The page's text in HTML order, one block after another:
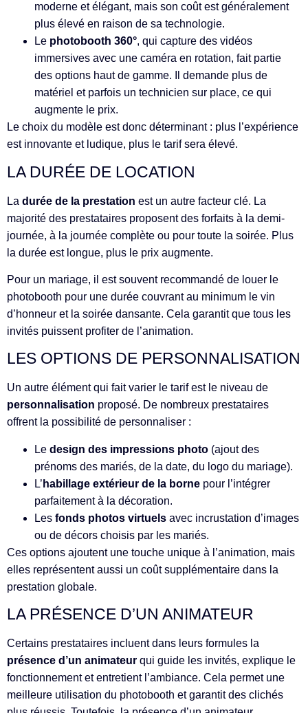
moderne et élégant, mais son coût est généralement
plus élevé en raison de sa technologie.
Le photobooth 360°, qui capture des vidéos
immersives avec une caméra en rotation, fait partie
des options haut de gamme. Il demande plus de
matériel et parfois un technicien sur place, ce qui
augmente le prix.
Le choix du modèle est donc déterminant : plus l’expérience
est innovante et ludique, plus le tarif sera élevé.
LA DURÉE DE LOCATION
La durée de la prestation est un autre facteur clé. La
majorité des prestataires proposent des forfaits à la demi-
journée, à la journée complète ou pour toute la soirée. Plus
la durée est longue, plus le prix augmente.
Pour un mariage, il est souvent recommandé de louer le
photobooth pour une durée couvrant au minimum le vin
d’honneur et la soirée dansante. Cela garantit que tous les
invités puissent profiter de l’animation.
LES OPTIONS DE PERSONNALISATION
Un autre élément qui fait varier le tarif est le niveau de
personnalisation proposé. De nombreux prestataires
offrent la possibilité de personnaliser :
Le design des impressions photo (ajout des
prénoms des mariés, de la date, du logo du mariage).
L’ habillage extérieur de la borne pour l’intégrer
parfaitement à la décoration.
Les fonds photos virtuels avec incrustation d’images
ou de décors choisis par les mariés.
Ces options ajoutent une touche unique à l’animation, mais
elles représentent aussi un coût supplémentaire dans la
prestation globale.
LA PRÉSENCE D’UN ANIMATEUR
Certains prestataires incluent dans leurs formules la
présence d’un animateur qui guide les invités, explique le
fonctionnement et entretient l’ambiance. Cela permet une
meilleure utilisation du photobooth et garantit des clichés